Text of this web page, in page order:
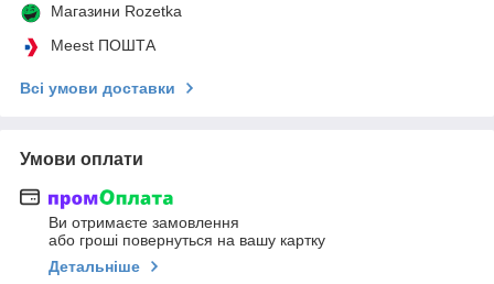
Магазини Rozetka
Meest ПОШТА
Всі умови доставки
Умови оплати
Ви отримаєте замовлення
або гроші повернуться на вашу картку
Детальніше